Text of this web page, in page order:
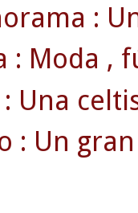
:
: Moda ,
Una
: Un